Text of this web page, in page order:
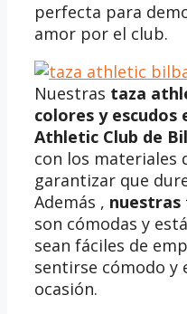
perfecta para
amor por el club.
Nuestras taza
colores y escudos
Athletic Club de
con los materiales
garantizar que
Además , nuestras
son cómodas y
sean fáciles de
sentirse cómodo y
ocasión.